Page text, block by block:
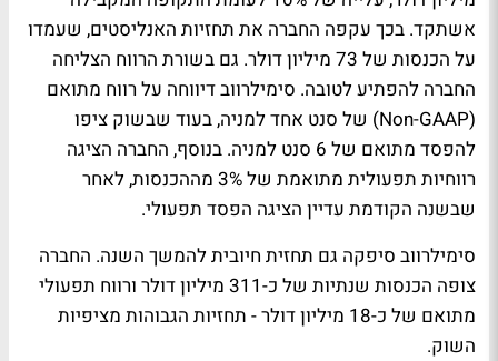
אשתקד. בכך עקפה החברה את תחזיות האנליסטים, שעמדו
על הכנסות של 73 מיליון דולר. גם בשורת הרווח הצליחה
החברה להפתיע לטובה. סימילרווב דיווחה על רווח מתואם
(Non-GAAP) של סנט אחד למניה, בעוד שבשוק ציפו
להפסד מתואם של 6 סנט למניה. בנוסף, החברה הציגה
רווחיות תפעולית מתואמת של 3% מההכנסות, לאחר
שבשנה הקודמת עדיין הציגה הפסד תפעולי.
סימילרווב סיפקה גם תחזית חיובית להמשך השנה. החברה
צופה הכנסות שנתיות של כ-311 מיליון דולר ורווח תפעולי
מתואם של כ-18 מיליון דולר - תחזיות הגבוהות מציפיות
השוק.